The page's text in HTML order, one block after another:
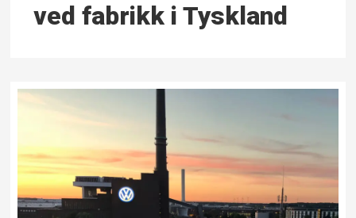
ved fabrikk i Tyskland